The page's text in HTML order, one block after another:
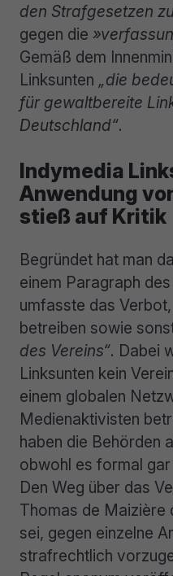
den Strafgesetzen
gegen die
Gemäß dem
Linksunten „die
für gewaltbereite
Deutschland“.
Indymedia
Anwendung
stieß auf Kritik
Begründet hat man
einem Paragraph
umfasste das
betreiben sowie
des Vereins“. Dabei
Linksunten kein
einem globalen
Medienaktivisten
haben die Behörden
obwohl es formal
Den Weg über das
Thomas de Maizière
sei, gegen einzelne
strafrechtlich